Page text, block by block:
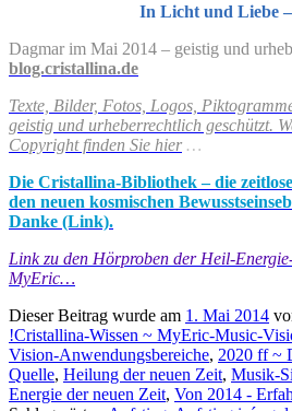
In Licht und Liebe
Dagmar im Mai 2014 – geistig und
blog.cristallina.de
Texte, Bilder, Fotos, Logos,
geistig und urheberrechtlich geschützt.
Copyright finden Sie hier …
Die Cristallina-Bibliothek – die
den neuen kosmischen
Danke (Link).
Link zu den Hörproben der Heil-
MyEric…
Dieser Beitrag wurde am 1. Mai 2014
!Cristallina-Wissen ~ MyEric-Music-
Vision-Anwendungsbereiche, 2020 ff ~
Quelle, Heilung der neuen Zeit, Musik-
Energie der neuen Zeit, Von 2014 -